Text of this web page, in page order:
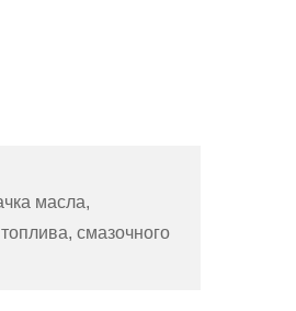
масла,
смазочного